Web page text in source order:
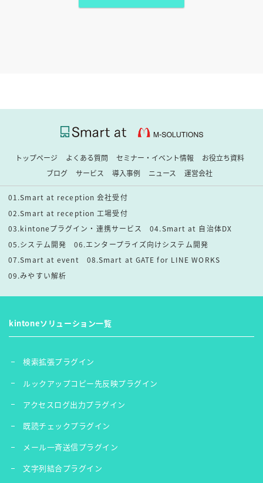
トップページ よくある質問 セミナー・イベント情報
お役立ち資料
ブログ
サービス 導入事例 ニュース 運営会社
01.Smart at reception 会社受付
02.Smart at reception 工場受付
03.kintoneプラグイン・連携サービス
04.Smart at 自治体DX
05.システム開発
06.エンタープライズ向けシステム開発
07.Smart at event
08.Smart at GATE for LINE WORKS
09.みやすい解析
kintoneソリューション一覧
検索拡張プラグイン
ルックアップコピー先反映プラグイン
アクセスログ出力プラグイン
既読チェックプラグイン
メール一斉送信プラグイン
文字列結合プラグイン